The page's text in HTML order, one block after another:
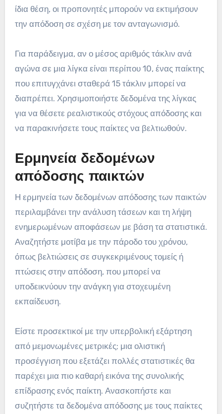
ίδια θέση, οι προπονητές μπορούν να εκτιμήσουν
την απόδοση σε σχέση με τον ανταγωνισμό.
Για παράδειγμα, αν ο μέσος αριθμός τάκλιν ανά
αγώνα σε μια λίγκα είναι περίπου 10, ένας παίκτης
που επιτυγχάνει σταθερά 15 τάκλιν μπορεί να
διαπρέπει. Χρησιμοποιήστε δεδομένα της λίγκας
για να θέσετε ρεαλιστικούς στόχους απόδοσης και
να παρακινήσετε τους παίκτες να βελτιωθούν.
Ερμηνεία δεδομένων
απόδοσης παικτών
Η ερμηνεία των δεδομένων απόδοσης των παικτών
περιλαμβάνει την ανάλυση τάσεων και τη λήψη
ενημερωμένων αποφάσεων με βάση τα στατιστικά.
Αναζητήστε μοτίβα με την πάροδο του χρόνου,
όπως βελτιώσεις σε συγκεκριμένους τομείς ή
πτώσεις στην απόδοση, που μπορεί να
υποδεικνύουν την ανάγκη για στοχευμένη
εκπαίδευση.
Είστε προσεκτικοί με την υπερβολική εξάρτηση
από μεμονωμένες μετρικές; μια ολιστική
προσέγγιση που εξετάζει πολλές στατιστικές θα
παρέχει μια πιο καθαρή εικόνα της συνολικής
επίδρασης ενός παίκτη. Ανασκοπήστε και
συζητήστε τα δεδομένα απόδοσης με τους παίκτες